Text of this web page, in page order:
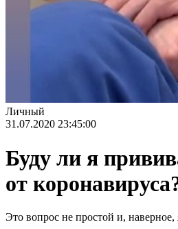
Личный
31.07.2020 23:45:00
Буду ли я
от
Это вопрос не простой и,